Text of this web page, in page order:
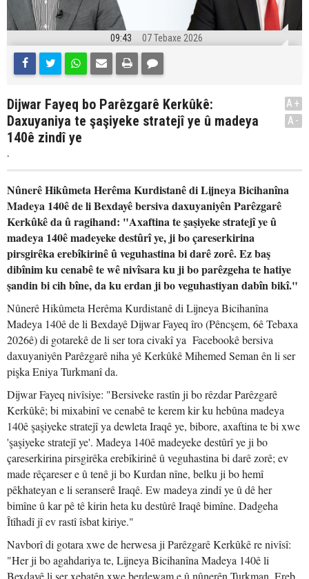
09:43 07 Tebaxe 2026
Dijwar Fayeq bo Parêzgarê Kerkûkê:
Daxuyaniya te şaşiyeke stratejî ye û madeya
140ê zindî ye
.
A+
A-
Nûnerê Hikûmeta Herêma Kurdistanê di Lijneya Bicihanîna
Madeya 140ê de li Bexdayê bersiva daxuyaniyên Parêzgarê
Kerkûkê da û ragihand: "Axaftina te şaşiyeke stratejî ye û
madeya 140ê madeyeke destûrî ye, ji bo çareserkirina
pirsgirêka erebîkirinê û veguhastina bi darê zorê. Ez baş
dibînim ku cenabê te wê nivîsara ku ji bo parêzgeha te hatiye
şandin bi cih bîne, da ku erdan ji bo veguhastiyan dabîn bikî."
Nûnerê Hikûmeta Herêma Kurdistanê di Lijneya Bicihanîna
Madeya 140ê de li Bexdayê Dijwar Fayeq îro (Pêncşem, 6ê Tebaxa
2026ê) di gotarekê de li ser tora civakî ya Facebookê bersiva
daxuyaniyên Parêzgarê niha yê Kerkûkê Mihemed Seman ên li ser
pişka Eniya Turkmanî da.
Dijwar Fayeq nivîsiye: "Bersiveke rastîn ji bo rêzdar Parêzgarê
Kerkûkê; bi mixabinî ve cenabê te kerem kir ku hebûna madeya
140ê şaşiyeke stratejî ya dewleta Iraqê ye, bibore, axaftina te bi xwe
'şaşiyeke stratejî ye'. Madeya 140ê madeyeke destûrî ye ji bo
çareserkirina pirsgirêka erebîkirinê û veguhastina bi darê zorê; ev
made rêçareser e û tenê ji bo Kurdan nîne, belku ji bo hemî
pêkhateyan e li seranserê Iraqê. Ew madeya zindî ye û dê her
bimîne û kar pê tê kirin heta ku destûrê Iraqê bimîne. Dadgeha
Îtîhadî jî ev rastî îsbat kiriye."
Navborî di gotara xwe de herwesa ji Parêzgarê Kerkûkê re nivîsî:
"Her ji bo agahdariya te, Lijneya Bicihanîna Madeya 140ê li
Bexdayê li ser xebatên xwe berdewam e û nûnerên Turkman, Ereb